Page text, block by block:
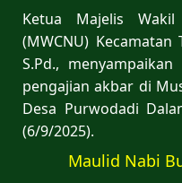
Ketua Majelis
(MWCNU)
S.Pd.,
pengajian akbar di
Desa Purwodadi
(6/9/2025).
Maulid Nabi